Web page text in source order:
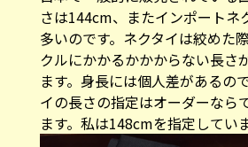
さは144cm、またインポートネ
多いのです。ネクタイは絞めた
クルにかかるかかからない長さ
ます。身長には個人差があるの
イの長さの指定はオーダーなら
ます。私は148cmを指定していま